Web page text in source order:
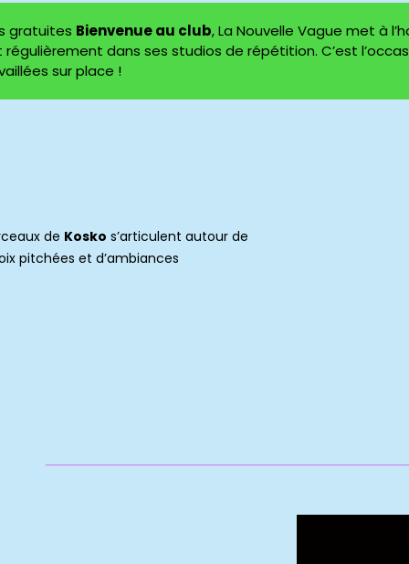
gratuites Bienvenue au club, La Nouvelle Vague met à
dans ses studios de répétition. C’est
sur place !
de Kosko s’articulent autour de
pitchées et d’ambiances